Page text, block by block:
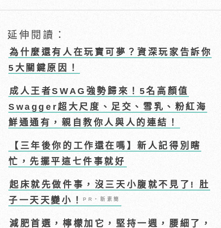
延伸閱讀：
為什麼還有人在玩寶可夢？資深玩家告訴你
5大關鍵原因！
成人王者SWAG強勢歸來！5名高顏值
Swagger超大尺度、足交、雪乳、粉紅海
鮮通通有，親自教你人與人的連結！
【三年後你的工作還在嗎】新人記得別瞎
忙，先擺平這七件事就好
起床就先做件事，沒三天小腹就不見了! 肚
子一天天變小！PR・新素簡
減肥首選，檸檬加它，堅持一週，腰細了，